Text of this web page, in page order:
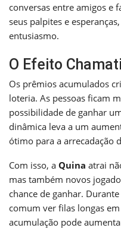
conversas entre amigos e
seus palpites e
entusiasmo.
O Efeito
Os prêmios acumulados
loteria. As pessoas ficam
possibilidade de ganhar
dinâmica leva a um
ótimo para a arrecadação
Com isso, a Quina atrai
mas também novos
chance de ganhar.
comum ver filas longas
acumulação pode